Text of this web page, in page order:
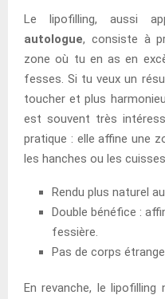
Le lipofilling, aussi
autologue, consiste à
zone où tu en as en
fesses. Si tu veux un
toucher et plus
est souvent très
pratique : elle affine une
les hanches ou les cuisses.
Rendu plus naturel
Double bénéfice :
fessière.
Pas de corps
En revanche, le